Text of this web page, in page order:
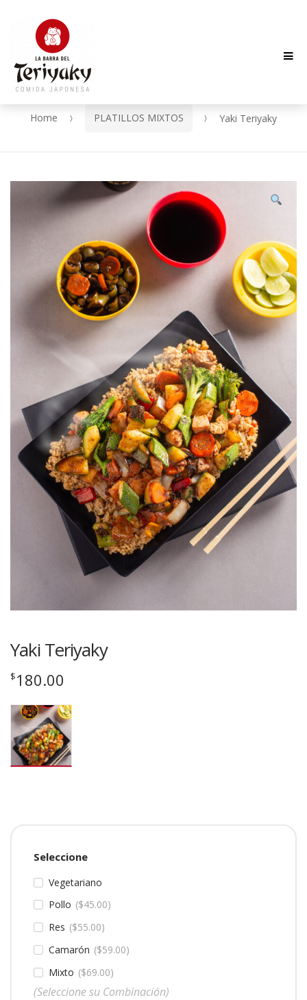
Skip
navigation
Skip
content
Home PLATILLOS MIXTOS Yaki Teriyaky
Yaki Teriyaky
$180.00
Seleccione
Vegetariano
Pollo
$45.00
Res
$55.00
Camarón
$59.00
Mixto
$69.00
(Seleccione su Combinación)